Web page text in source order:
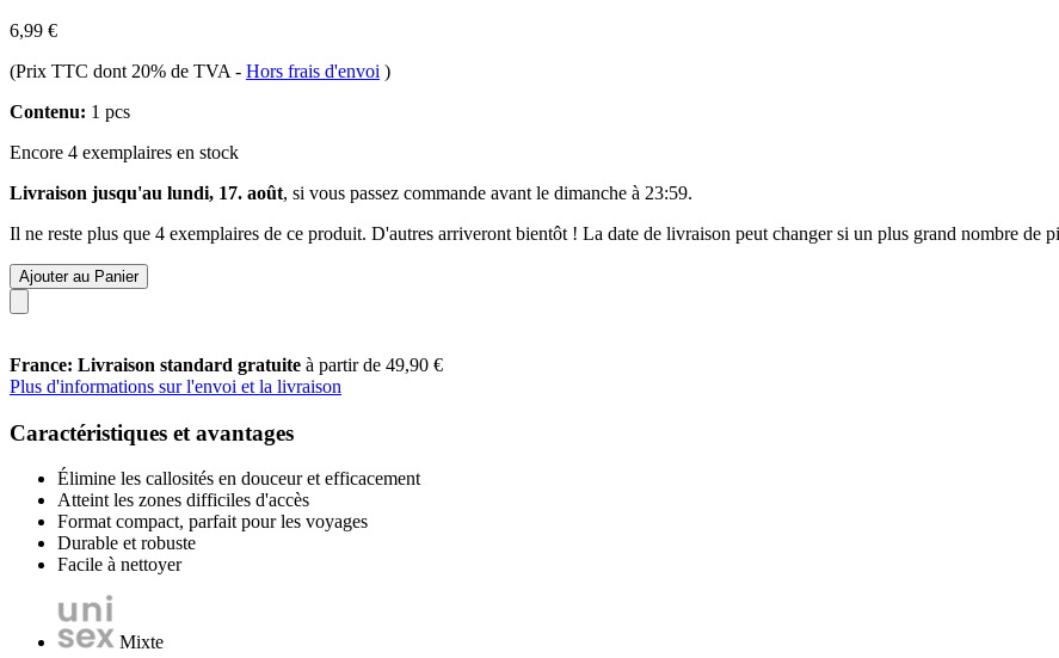
6,99 €
(Prix TTC dont 20% de TVA - Hors frais d'envoi )
Contenu: 1 pcs
Encore 4 exemplaires en stock
Livraison jusqu'au lundi, 17. août, si vous passez commande avant le dimanche à 23:59.
Il ne reste plus que 4 exemplaires de ce produit. D'autres arriveront bientôt ! La date de livraison peut changer si un plus grand nombre de
Ajouter au Panier
France: Livraison standard gratuite à partir de 49,90 €
Plus d'informations sur l'envoi et la livraison
Caractéristiques et avantages
Élimine les callosités en douceur et efficacement
Atteint les zones difficiles d'accès
Format compact, parfait pour les voyages
Durable et robuste
Facile à nettoyer
Mixte